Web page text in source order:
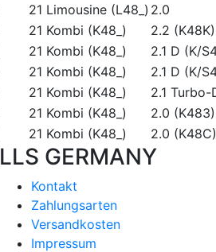
21 Limousine (L48_) 2.0
21 Kombi (K48_) 2.2 (K48K)
21 Kombi (K48_) 2.1 D (K/
21 Kombi (K48_) 2.1 D (K/
21 Kombi (K48_) 2.1 Turbo-
21 Kombi (K48_) 2.0 (K483)
21 Kombi (K48_) 2.0 (K48C)
LLS GERMANY
Kontakt
Zahlungsarten
Versandkosten
Impressum